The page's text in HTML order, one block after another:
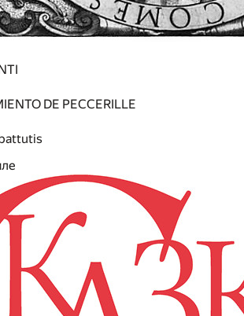
DE PECCERILLE